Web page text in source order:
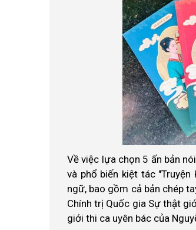
Về việc lựa chọn 5 ấn bản
và phổ biến kiệt tác
ngữ, bao gồm cả bản chép
Chính trị Quốc gia Sự thật
giới thi ca uyên bác của